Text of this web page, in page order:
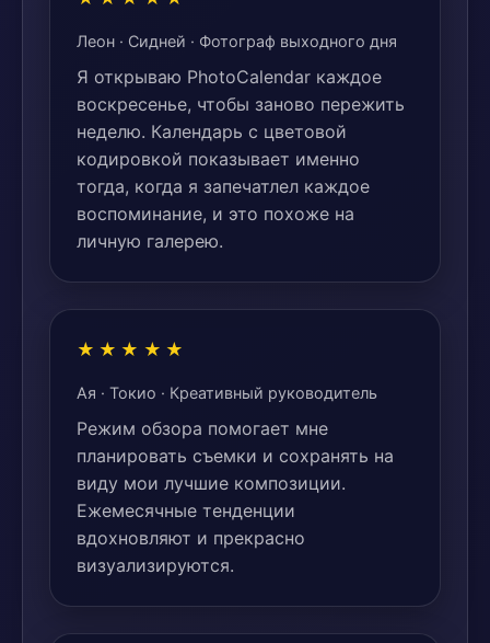
Леон · Сидней · Фотограф выходного дня
Я открываю PhotoCalendar каждое
воскресенье, чтобы заново пережить
неделю. Календарь с цветовой
кодировкой показывает именно
тогда, когда я запечатлел каждое
воспоминание, и это похоже на
личную галерею.
★★★★★
Ая · Токио · Креативный руководитель
Режим обзора помогает мне
планировать съемки и сохранять на
виду мои лучшие композиции.
Ежемесячные тенденции
вдохновляют и прекрасно
визуализируются.